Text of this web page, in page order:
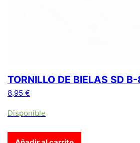
TORNILLO DE BIELAS SD
8,95 €
Disponible